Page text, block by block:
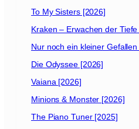
To My Sisters [2026]
Kraken – Erwachen der
Nur noch ein kleiner
Die Odyssee [2026]
Vaiana [2026]
Minions & Monster [2026]
The Piano Tuner [2025]